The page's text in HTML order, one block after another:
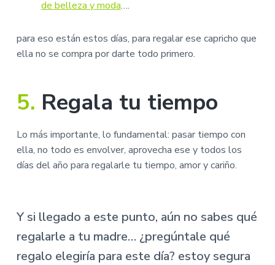
de belleza y moda….
para eso están estos días, para regalar ese capricho que
ella no se compra por darte todo primero.
5. Regala tu tiempo
Lo más importante, lo fundamental: pasar tiempo con
ella, no todo es envolver, aprovecha ese y todos los
días del año para regalarle tu tiempo, amor y cariño.
Y si llegado a este punto, aún no sabes qué
regalarle a tu madre… ¿pregúntale qué
regalo elegiría para este día? estoy segura